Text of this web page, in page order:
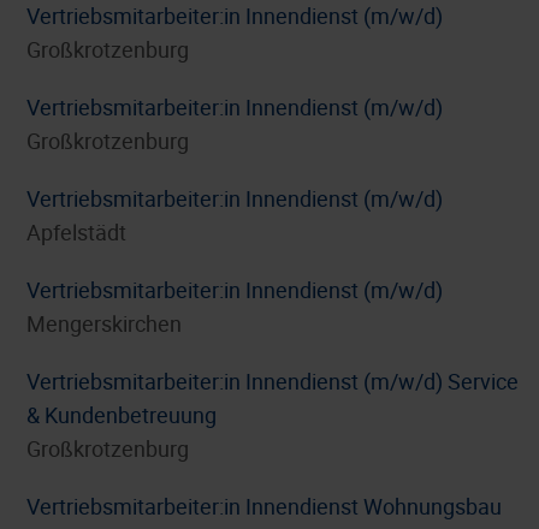
Vertriebsmitarbeiter:in Innendienst (m/w/d)
Großkrotzenburg
Vertriebsmitarbeiter:in Innendienst (m/w/d)
Großkrotzenburg
Vertriebsmitarbeiter:in Innendienst (m/w/d)
Apfelstädt
Vertriebsmitarbeiter:in Innendienst (m/w/d)
Mengerskirchen
Vertriebsmitarbeiter:in Innendienst (m/w/d) Service
& Kundenbetreuung
Großkrotzenburg
Vertriebsmitarbeiter:in Innendienst Wohnungsbau